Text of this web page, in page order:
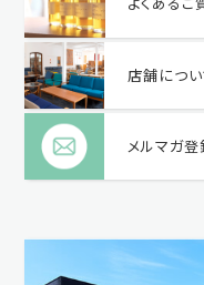
店舗につ
メルマガ登